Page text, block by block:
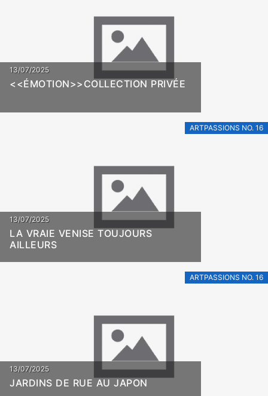
13/07/2025
<<ÉMOTION>>COLLECTION PRIVÉE
ARTPASSIONS NO. 16
13/07/2025
LA VRAIE VENISE TOUJOURS
AILLEURS
ARTPASSIONS NO. 16
13/07/2025
JARDINS DE RUE AU JAPON